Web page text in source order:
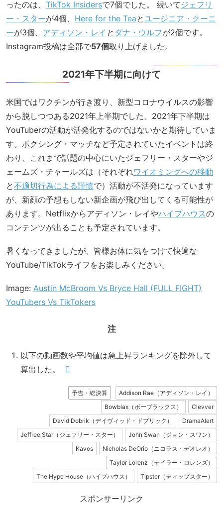
ったのは、 TikTok Insidersで7個でした。 続いて ジェフリ
ー・スターが4個、 Here for the Teaとユージニア・クーニ
ーが3個、 アディソン・レイ と ダナ・ウルフが2個です。
Instagram投稿は全部で57個取り上げました。
2021年下半期に向けて
米国ではワクチンが行き渡り、新型コロナウイルスの影響
から脱しつつある2021年上半期でした。2021年下半期は
YouTuberの活動が活発化するのではないかと期待していま
す。ボクシング・マッチなど予定されていたイベントは終
わり、これまで話題の中心にいたジェフリー・スターやジ
ェームズ・チャールズは（それぞれワイオミングへの移動
と不適切行為による謹慎で）活動が不活発になっています
が、新顔の予想もしない新企画が飛び出してくる可能性が
あります。Netflixからアディソン・レイやハイプハウスの
コンテンツが出ることも予定されています。
暑くなってきましたが、皆様お体に気をつけて快適な
YouTube/TikTokライフをお楽しみください。
Image: Austin McBroom Vs Bryce Hall (FULL FIGHT)
YouTubers Vs TikTokers
注
以下の動画数や平均値は急上昇ランキングを除外して
算出した。
予告・総決算
Addison Rae（アディソン・レイ）
Bowblax（ボーブラックス）
Clevver
David Dobrik（デイヴィッド・ドブリック）
DramaAlert
Jeffree Star（ジェフリー・スター）
John Swan（ジョン・スワン）
Kavos
Nicholas DeOrio（ニコラス・デオレオ）
Taylor Lorenz（テイラー・ロレンズ）
The Hype House（ハイプハウス）
Tipster（ティップスター）
スポンサーリンク